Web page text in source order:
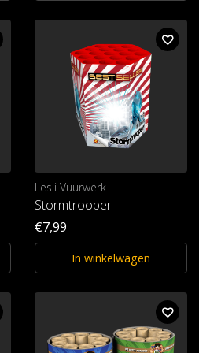
Lesli Vuurwerk
Stormtrooper
€7,99
In winkelwagen